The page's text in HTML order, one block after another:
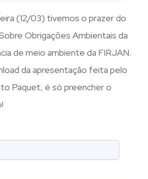
(12/03) tivemos o prazer do
Obrigações Ambientais da
de meio ambiente da FIRJAN.
da apresentação feita pelo
Paquet, é só preencher o